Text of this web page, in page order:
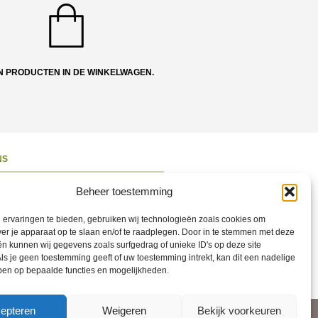
Beheer toestemming
ervaringen te bieden, gebruiken wij technologieën zoals cookies om
je apparaat op te slaan en/of te raadplegen. Door in te stemmen met deze
kunnen wij gegevens zoals surfgedrag of unieke ID's op deze site
je geen toestemming geeft of uw toestemming intrekt, kan dit een nadelige
op bepaalde functies en mogelijkheden.
Weigeren Bekijk voorkeuren
PRODUCTEN IN DE WINKELWAGEN.
opnemen
op Social